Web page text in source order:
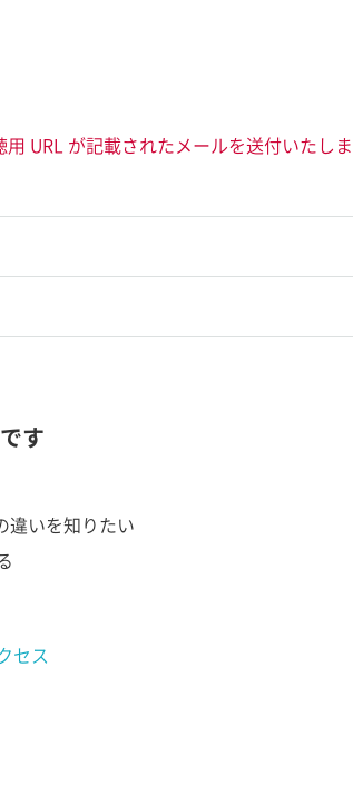
URL が記載されたメールを送付いたしま
す
違いを知りたい
セス